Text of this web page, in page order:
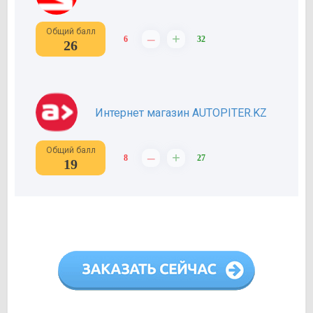
Общий балл
26 6 – + 32
Интернет магазин AUTOPITER.KZ
Общий балл
19 8 – + 27